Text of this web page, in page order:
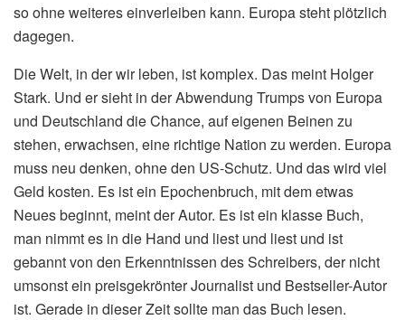
so ohne weiteres einverleiben kann. Europa steht plötzlich
dagegen.
Die Welt, in der wir leben, ist komplex. Das meint Holger
Stark. Und er sieht in der Abwendung Trumps von Europa
und Deutschland die Chance, auf eigenen Beinen zu
stehen, erwachsen, eine richtige Nation zu werden. Europa
muss neu denken, ohne den US-Schutz. Und das wird viel
Geld kosten. Es ist ein Epochenbruch, mit dem etwas
Neues beginnt, meint der Autor. Es ist ein klasse Buch,
man nimmt es in die Hand und liest und liest und ist
gebannt von den Erkenntnissen des Schreibers, der nicht
umsonst ein preisgekrönter Journalist und Bestseller-Autor
ist. Gerade in dieser Zeit sollte man das Buch lesen.